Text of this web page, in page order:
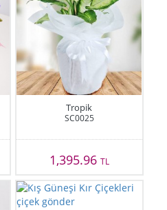
Tropik
SC0025
1,395.96 TL